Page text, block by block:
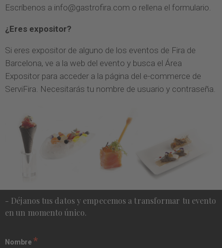
Escríbenos a info@gastrofira.com o rellena el formulario.
¿Eres expositor?
Si eres expositor de alguno de los eventos de Fira de
Barcelona, ve a la web del evento y busca el Área
Expositor para acceder a la página del e-commerce de
ServiFira. Necesitarás tu nombre de usuario y contraseña.
- Déjanos tus datos y empecemos a transformar tu evento
en un momento único.
Nombre*